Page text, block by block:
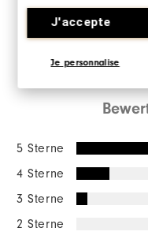
J'accepte
Je personnalise
5 Sterne
4 Sterne
3 Sterne
2 Sterne